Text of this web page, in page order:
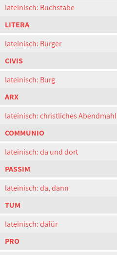
lateinisch: Buchstabe
LITERA
lateinisch: Bürger
CIVIS
lateinisch: Burg
ARX
lateinisch: christliches Abendmahl
COMMUNIO
lateinisch: da und dort
PASSIM
lateinisch: da, dann
TUM
lateinisch: dafür
PRO